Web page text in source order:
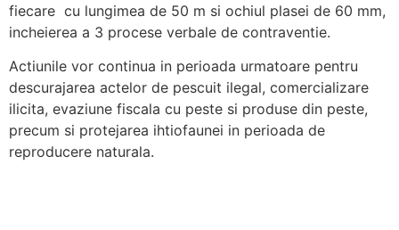
fiecare cu lungimea de 50 m si ochiul plasei de 60 mm,
incheierea a 3 procese verbale de contraventie.
Actiunile vor continua in perioada urmatoare pentru
descurajarea actelor de pescuit ilegal, comercializare
ilicita, evaziune fiscala cu peste si produse din peste,
precum si protejarea ihtiofaunei in perioada de
reproducere naturala.